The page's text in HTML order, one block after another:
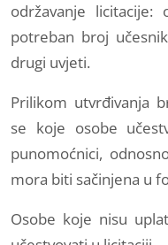
održavanje licitacije:
potreban broj
drugi uvjeti.
Prilikom utvrđivanja
se koje osobe
punomoćnici,
mora biti sačinjena u
Osobe koje nisu